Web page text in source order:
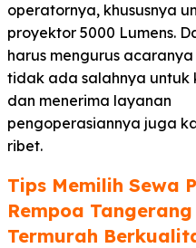
operatornya, khususnya
proyektor 5000 Lumens.
harus mengurus acaranya
tidak ada salahnya untuk
dan menerima layanan
pengoperasiannya juga
ribet.
Tips Memilih Sewa
Rempoa
Termurah